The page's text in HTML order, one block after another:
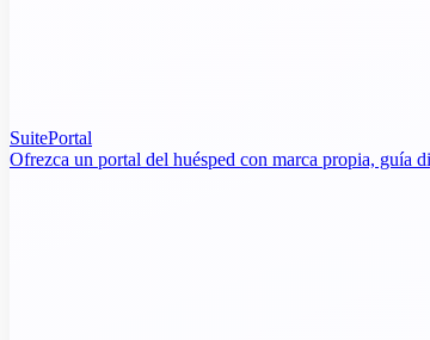
SuitePortal
Ofrezca un portal del huésped con marca propia, guía